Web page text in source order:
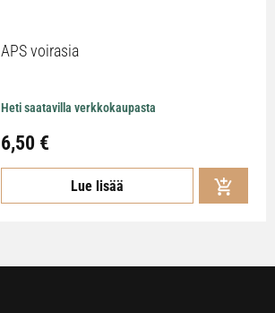
APS voirasia
Heti saatavilla verkkokaupasta
6,50 €
Lue lisää